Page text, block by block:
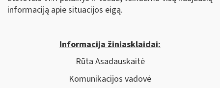
informaciją apie situacijos eigą.
Informacija žiniasklaidai:
Rūta Asadauskaitė
Komunikacijos vadovė